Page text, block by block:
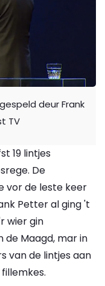
deur Frank
TV
19 lintjes
De
vor de leste keer
Petter al ging 't
wier gin
de Maagd, mar in
van de lintjes aan